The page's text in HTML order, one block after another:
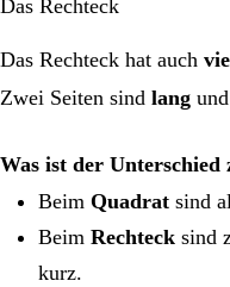
Das Rechteck
Das Rechteck hat auch
Zwei Seiten sind lang
Was ist der Unterschied
Beim Quadrat sind
Beim Rechteck sind
kurz.